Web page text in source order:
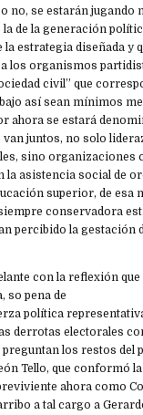
no, se estarán jugando
de la generación
la estrategia diseñada y
los organismos
civil” que
así sean mínimos
ahora se estará
van juntos, no solo
sino organizaciones
la asistencia social de
superior, de esa
conservadora
percibido la gestación
con la reflexión
so pena de
política
derrotas electorales
los restos del
Tello, que conformó
ahora como
a tal cargo a